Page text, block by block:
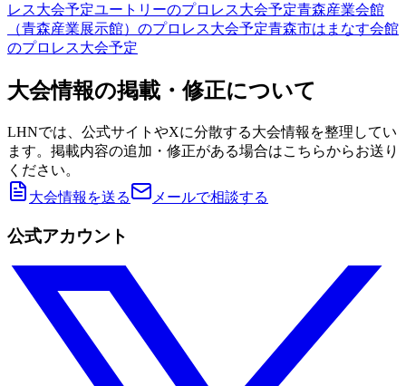
レス大会予定ユートリーのプロレス大会予定青森産業会館
（青森産業展示館） のプロレス大会予定青森市はまなす会館
のプロレス大会予定
大会情報の掲載・修正について
LHNでは、公式サイトやXに分散する大会情報を整理してい
ます。掲載内容の追加・修正がある場合はこちらからお送り
ください。
大会情報を送る
メールで相談する
公式アカウント